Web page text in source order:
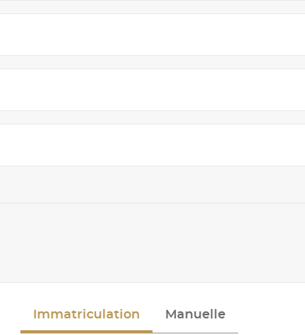
Immatriculation Manuelle